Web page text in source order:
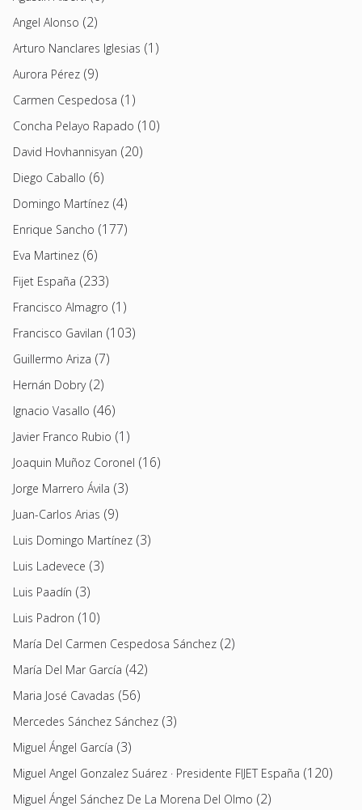
Angel Alonso (2)
Arturo Nanclares Iglesias (1)
Aurora Pérez (9)
Carmen Cespedosa (1)
Concha Pelayo Rapado (10)
David Hovhannisyan (20)
Diego Caballo (6)
Domingo Martínez (4)
Enrique Sancho (177)
Eva Martinez (6)
Fijet España (233)
Francisco Almagro (1)
Francisco Gavilan (103)
Guillermo Ariza (7)
Hernán Dobry(2)
Ignacio Vasallo (46)
Javier Franco Rubio (1)
Joaquin Muñoz Coronel (16)
Jorge Marrero Ávila (3)
Juan-Carlos Arias (9)
Luis Domingo Martínez (3)
Luis Ladevece (3)
Luis Paadín (3)
Luis Padron (10)
María Del Carmen Cespedosa Sánchez (2)
María Del Mar García (42)
Maria José Cavadas (56)
Mercedes Sánchez Sánchez (3)
Miguel Ángel García (3)
Miguel Angel Gonzalez Suárez · Presidente FIJET España (120)
Miguel Ángel Sánchez De La Morena Del Olmo (2)